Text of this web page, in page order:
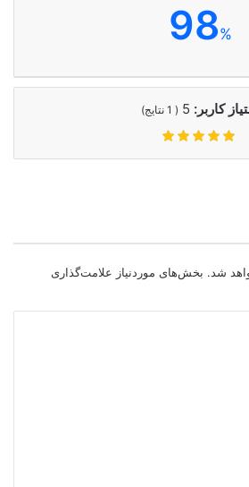
98%
کاربر: 5
(
1 نتایج)
شد. بخش‌های موردنیاز علامت‌گذاری